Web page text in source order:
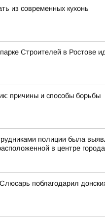
из современных кухонь
Строителей в Ростове
причины и способы борьбы
полиции была
в центре города
поблагодарил